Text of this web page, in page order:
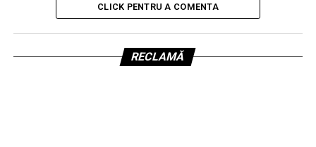
CLICK PENTRU A COMENTA
RECLAMĂ